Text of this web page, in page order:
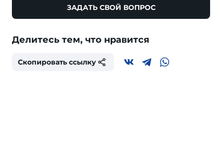
ЗАДАТЬ СВОЙ ВОПРОС
Делитесь тем, что нравится
Скопировать ссылку